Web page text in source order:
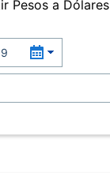
Pesos a Dólares